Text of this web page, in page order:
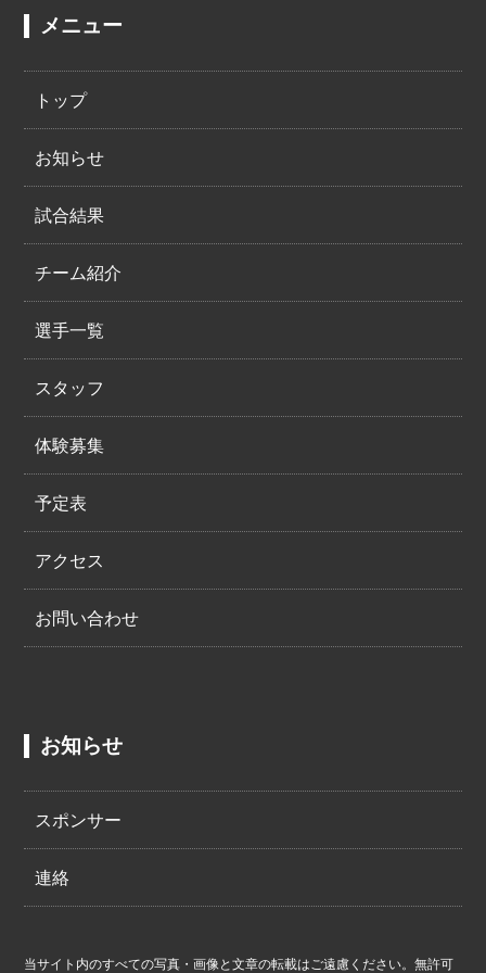
メニュー
トップ
お知らせ
試合結果
チーム紹介
選手一覧
スタッフ
体験募集
予定表
アクセス
お問い合わせ
お知らせ
スポンサー
連絡
当サイト内のすべての写真・画像と文章の転載はご遠慮ください。無許可